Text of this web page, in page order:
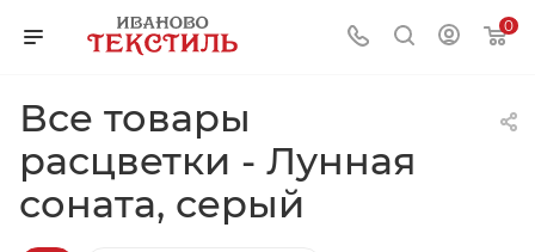
0
Все товары
расцветки - Лунная
соната, серый